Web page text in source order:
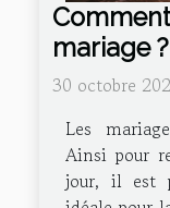
mariage ?
30 octobre
Les
Ainsi pour
jour, il est